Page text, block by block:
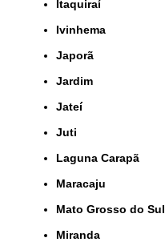
Itaquiraí
Ivinhema
Japorã
Jardim
Jateí
Juti
Laguna Carapã
Maracaju
Mato Grosso do Sul
Miranda